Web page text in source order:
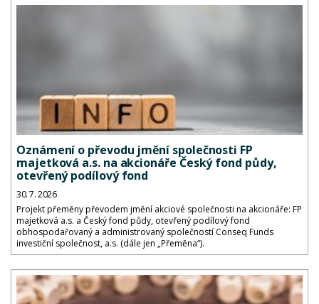
Oznámení o převodu jmění společnosti FP
majetková a.s. na akcionáře Český fond půdy,
otevřený podílový fond
30. 7. 2026
Projekt přeměny převodem jmění akciové společnosti na akcionáře: FP
majetková a.s. a Český fond půdy, otevřený podílový fond
obhospodařovaný a administrovaný společností Conseq Funds
investiční společnost, a.s. (dále jen „Přeměna“).